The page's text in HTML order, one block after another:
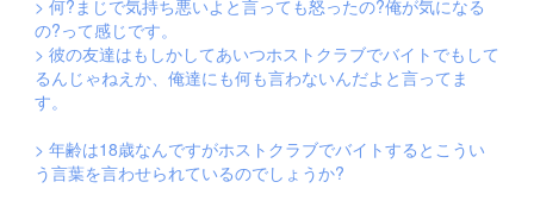
> 何?まじで気持ち悪いよと言っても怒ったの?俺が気になる
の?って感じです。
> 彼の友達はもしかしてあいつホストクラブでバイトでもして
るんじゃねえか、俺達にも何も言わないんだよと言ってま
す。
> 年齢は18歳なんですがホストクラブでバイトするとこうい
う言葉を言わせられているのでしょうか?